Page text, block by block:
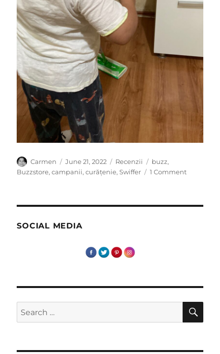
Author
Carmen
Posted
on
June 21, 2022 Categories
Recenzii Tags
buzz,
Buzzstore,campanii,curățenie,Swiffer 1 Commenton
SOCIAL MEDIA
Search
for: